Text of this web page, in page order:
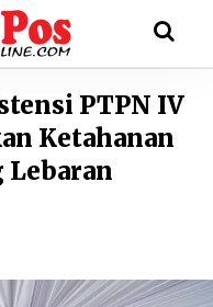
PTPN IV
Ketahanan
Lebaran